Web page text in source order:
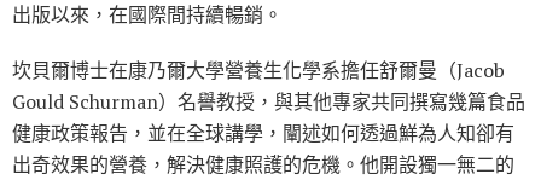
出版以來，在國際間持續暢銷。
坎貝爾博士在康乃爾大學營養生化學系擔任舒爾曼（Jacob
Gould Schurman）名譽教授，與其他專家共同撰寫幾篇食品
健康政策報告，並在全球講學，闡述如何透過鮮為人知卻有
出奇效果的營養，解決健康照護的危機。他開設獨一無二的